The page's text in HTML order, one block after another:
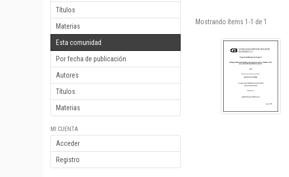
Títulos
Materias
Esta comunidad
Por fecha de publicación
Autores
Títulos
Materias
MI CUENTA
Acceder
Registro
Mostrando ítems 1-1 de 1